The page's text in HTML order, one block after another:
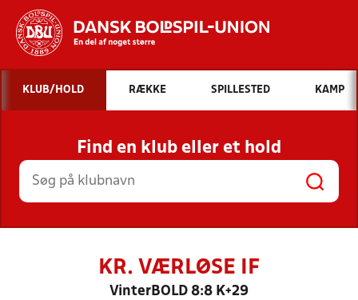
Hvad vil du søge efter?
INDHOLD OG NYHEDER
STILLINGER, RESULTATER, KLUBBER OG
HOLD
KLUB/HOLD RÆKKE SPILLESTED KAMP
Find en klub eller et hold
KR. VÆRLØSE IF
VinterBOLD 8:8 K+29